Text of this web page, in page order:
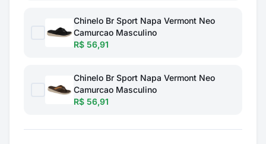
Chinelo Br Sport Napa Vermont Neo
Camurcao Masculino
R$ 56,91
Chinelo Br Sport Napa Vermont Neo
Camurcao Masculino
R$ 56,91